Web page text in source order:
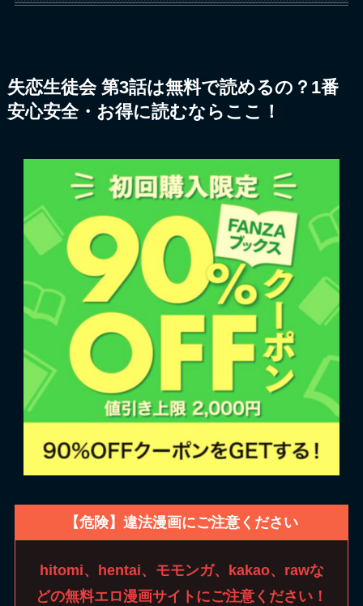
失恋生徒会 第3話は無料で読めるの？1番
安心安全・お得に読むならここ！
【危険】違法漫画にご注意ください
hitomi、hentai、モモンガ、kakao、rawな
どの無料エロ漫画サイトにご注意ください！